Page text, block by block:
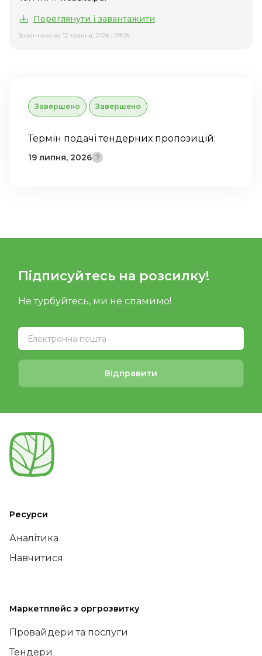
Переглянути і завантажити
Завантажено: 12 травня, 2026 | 09:05
Завершено Завершено
Термін подачі тендерних пропозицій:
19 липня, 2026
Підписуйтесь на розсилку!
Не турбуйтесь, ми не спамимо!
Відправити
Ресурси
Аналітика
Навчитися
Маркетплейс з оргрозвитку
Провайдери та послуги
Тендери